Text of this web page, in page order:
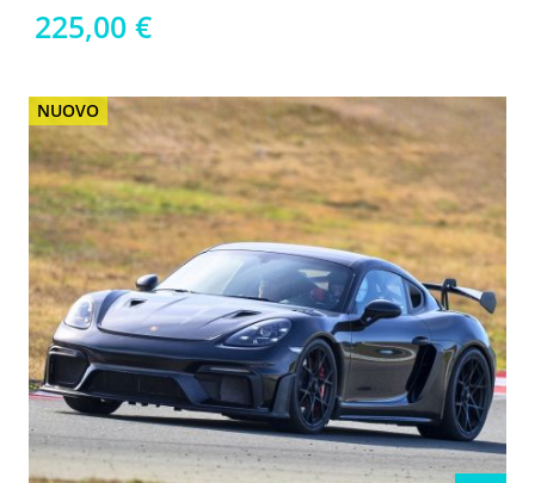
225,00 €
NUOVO